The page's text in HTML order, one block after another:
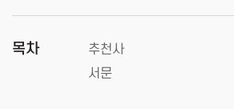
목차
추천사
서문